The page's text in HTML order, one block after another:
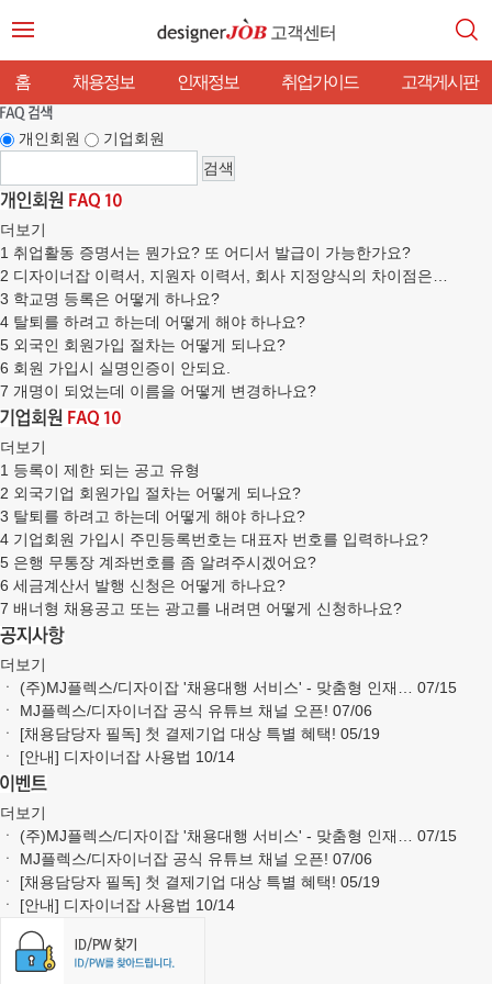
고객센터
홈 채용정보 인재정보 취업가이드 고객게시판
개인회원 기업회원
더보기
1 취업활동 증명서는 뭔가요? 또 어디서 발급이 가능한가요?
2 디자이너잡 이력서, 지원자 이력서, 회사 지정양식의 차이점은…
3 학교명 등록은 어떻게 하나요?
4 탈퇴를 하려고 하는데 어떻게 해야 하나요?
5 외국인 회원가입 절차는 어떻게 되나요?
6 회원 가입시 실명인증이 안되요.
7 개명이 되었는데 이름을 어떻게 변경하나요?
더보기
1 등록이 제한 되는 공고 유형
2 외국기업 회원가입 절차는 어떻게 되나요?
3 탈퇴를 하려고 하는데 어떻게 해야 하나요?
4 기업회원 가입시 주민등록번호는 대표자 번호를 입력하나요?
5 은행 무통장 계좌번호를 좀 알려주시겠어요?
6 세금계산서 발행 신청은 어떻게 하나요?
7 배너형 채용공고 또는 광고를 내려면 어떻게 신청하나요?
더보기
ㆍ
(주)MJ플렉스/디자이잡 '채용대행 서비스' - 맞춤형 인재…
07/15
ㆍ
MJ플렉스/디자이너잡 공식 유튜브 채널 오픈! 07/06
ㆍ
[채용담당자 필독] 첫 결제기업 대상 특별 혜택! 05/19
ㆍ
[안내] 디자이너잡 사용법 10/14
더보기
ㆍ
(주)MJ플렉스/디자이잡 '채용대행 서비스' - 맞춤형 인재…
07/15
ㆍ
MJ플렉스/디자이너잡 공식 유튜브 채널 오픈! 07/06
ㆍ
[채용담당자 필독] 첫 결제기업 대상 특별 혜택! 05/19
ㆍ
[안내] 디자이너잡 사용법 10/14